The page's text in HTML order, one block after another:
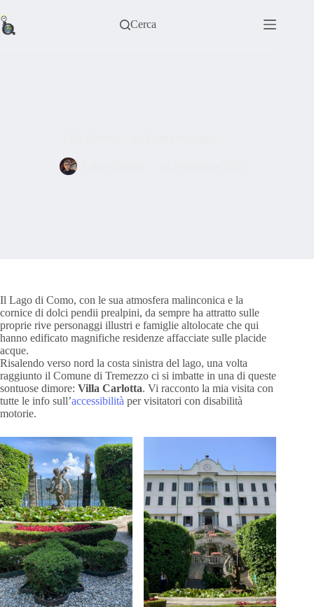
al
contenuto
Cerca
Il Lago di Como, con le sua atmosfera malinconica e la
cornice di dolci pendii prealpini, da sempre ha attratto sulle
proprie rive personaggi illustri e famiglie altolocate che qui
hanno edificato magnifiche residenze affacciate sulle placide
acque.
Risalendo verso nord la costa sinistra del lago, una volta
raggiunto il Comune di Tremezzo ci si imbatte in una di queste
sontuose dimore: Villa Carlotta. Vi racconto la mia visita con
tutte le info sull’accessibilità per visitatori con disabilità
motorie.